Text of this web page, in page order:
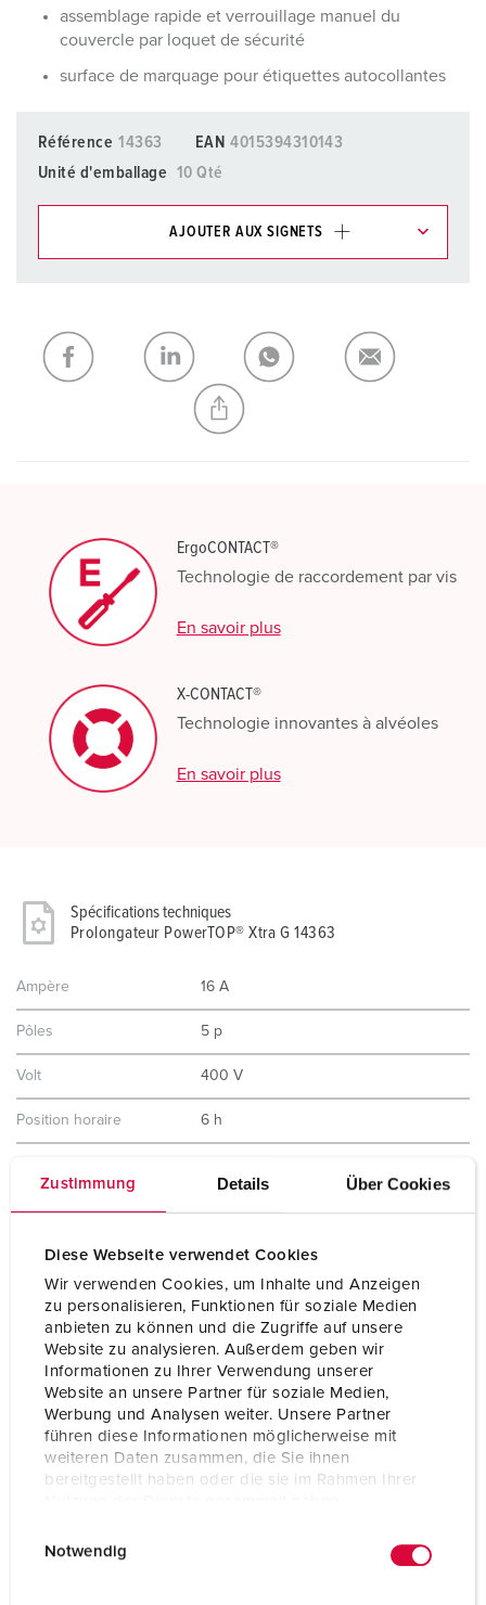
Zustimmung Details Über Cookies
Diese Webseite verwendet Cookies
Wir verwenden Cookies, um Inhalte und Anzeigen
zu personalisieren, Funktionen für soziale Medien
anbieten zu können und die Zugriffe auf unsere
Website zu analysieren. Außerdem geben wir
Informationen zu Ihrer Verwendung unserer
Website an unsere Partner für soziale Medien,
Werbung und Analysen weiter. Unsere Partner
führen diese Informationen möglicherweise mit
weiteren Daten zusammen, die Sie ihnen
bereitgestellt haben oder die sie im Rahmen Ihrer
Notwendig
assemblage rapide et verrouillage manuel du
couvercle par loquet de sécurité
surface de marquage pour étiquettes autocollantes
Référence 14363 EAN 4015394310143
Unité d'emballage
10 Qté
AJOUTER AUX SIGNETS
Ma liste AJOUTER
CRÉER UNE NOUVELLE LISTE
ErgoCONTACT®
Technologie de raccordement par vis
En savoir plus
X-CONTACT®
Technologie innovantes à alvéoles
En savoir plus
Spécifications techniques
Prolongateur PowerTOP® Xtra G 14363
Ampère 16 A
Pôles 5 p
Volt 400 V
Position horaire 6 h
Technique de
bornes à vis ErgoCONTACT®
Support de contacts à haute tenue
thermique
X-CONTACT®
Indice de protection IP54
Poids 337 g